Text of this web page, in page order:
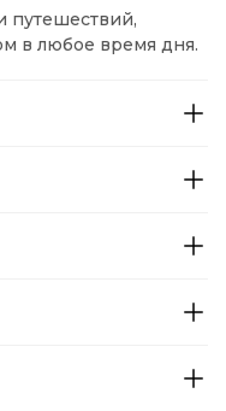
путешествий,
в любое время дня.